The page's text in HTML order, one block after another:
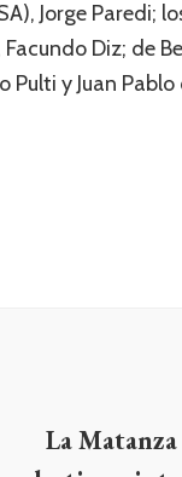
Jorge Paredi;
Diz; de
y Juan Pablo
La